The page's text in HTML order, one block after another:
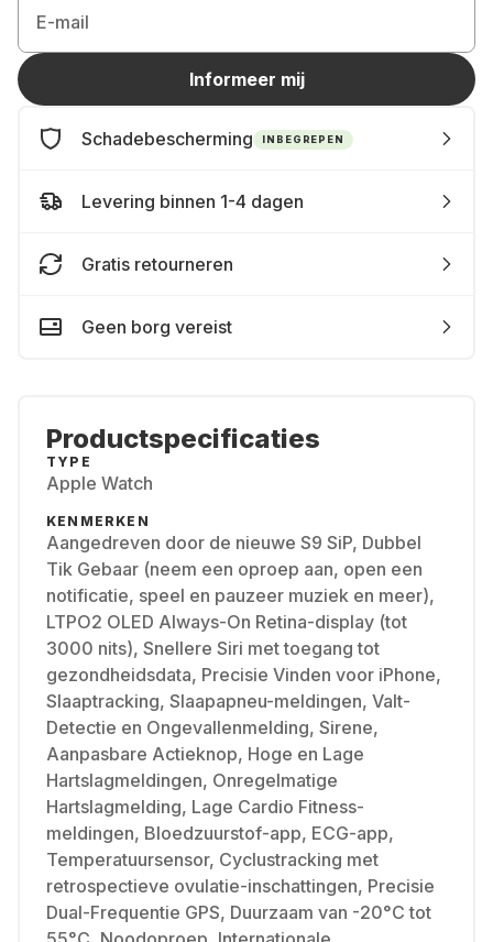
E-mail
Informeer mij
Schadebescherming INBEGREPEN
Levering binnen 1-4 dagen
Gratis retourneren
Geen borg vereist
Productspecificaties
TYPE
Apple Watch
KENMERKEN
Aangedreven door de nieuwe S9 SiP, Dubbel
Tik Gebaar (neem een oproep aan, open een
notificatie, speel en pauzeer muziek en meer),
LTPO2 OLED Always-On Retina-display (tot
3000 nits), Snellere Siri met toegang tot
gezondheidsdata, Precisie Vinden voor iPhone,
Slaaptracking, Slaapapneu-meldingen, Valt-
Detectie en Ongevallenmelding, Sirene,
Aanpasbare Actieknop, Hoge en Lage
Hartslagmeldingen, Onregelmatige
Hartslagmelding, Lage Cardio Fitness-
meldingen, Bloedzuurstof-app, ECG-app,
Temperatuursensor, Cyclustracking met
retrospectieve ovulatie-inschattingen, Precisie
Dual-Frequentie GPS, Duurzaam van -20°C tot